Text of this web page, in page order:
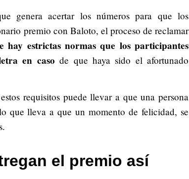
genera acertar los números para que los
premio con Baloto, el proceso de reclamar
hay estrictas normas que los participantes
en caso de que haya sido el afortunado
requisitos puede llevar a que una persona
que lleva a que un momento de felicidad, se
el premio así